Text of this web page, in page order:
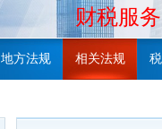
财税服
地方法规 相关法规